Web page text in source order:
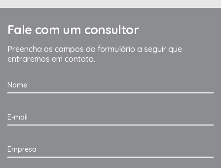
Fale com um consultor
Preencha os campos do formulário a seguir que
entraremos em contato.
Nome
E-mail
Empresa